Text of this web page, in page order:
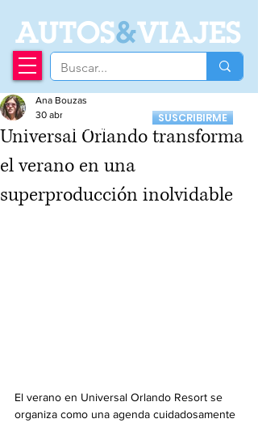
AUTOS&VIAJES
Recibí nuestro
Newsletter
SUSCRIBIRME
Universal Orlando transforma
el verano en una
superproducción inolvidable
Ana Bouzas
30 abr
El verano en Universal Orlando Resort se
organiza como una agenda cuidadosamente